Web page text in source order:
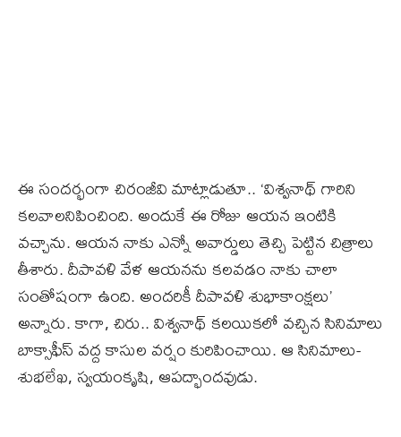
ఈ సంద‌ర్భంగా చిరంజీవి మాట్లాడుతూ.. ‘విశ్వనాథ్ గారిని
క‌ల‌వాల‌నిపించింది. అందుకే ఈ రోజు ఆయ‌న ఇంటికి
వచ్చాను. ఆయ‌న నాకు ఎన్నో అవార్డులు తెచ్చి పెట్టిన చిత్రాలు
తీశారు. దీపావళి వేళ ఆయ‌నను క‌ల‌వ‌డం నాకు చాలా
సంతోషంగా ఉంది. అంద‌రికీ దీపావ‌ళి శుభాకాంక్షలు’
అన్నారు. కాగా, చిరు.. విశ్వనాథ్‌ కలయికలో వచ్చిన సినిమాలు
బాక్సాఫీస్ వద్ద కాసుల వర్షం కురిపించాయి. ఆ సినిమాలు-
శుభలేఖ, స్వయంకృషి, ఆపద్భాందవుడు.